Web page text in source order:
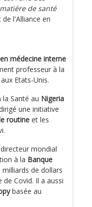
de santé
l'Alliance en
médecine interne
professeur à la
aux Etats-Unis.
Santé au Nigeria
une initiative
routine et les
mondial
à la Banque
de dollars
Covid. Il a aussi
basée au